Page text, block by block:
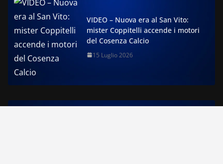
VIDEO – Nuova era al San Vito:
mister Coppitelli accende i motori
del Cosenza Calcio
15 Luglio 2026